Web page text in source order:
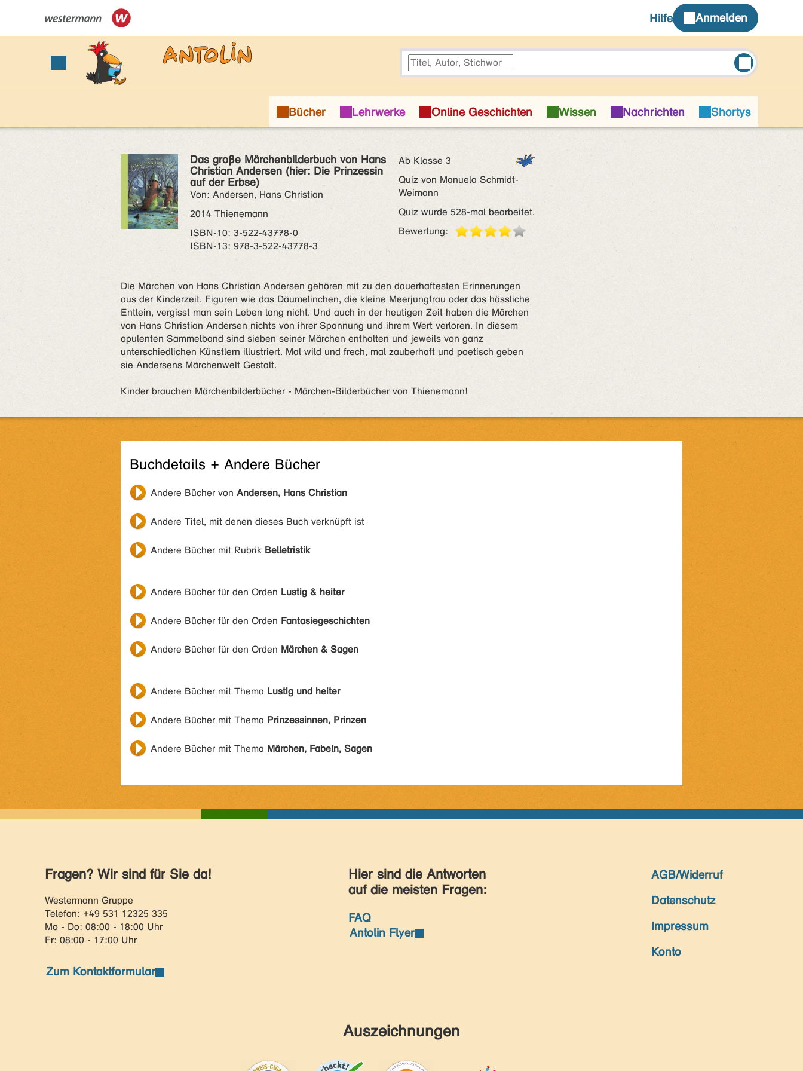
Das große Märchenbilderbuch von Hans
Christian Andersen (hier: Die Prinzessin
auf der Erbse)
Von: Andersen, Hans Christian
2014 Thienemann
ISBN‑10: 3-522-43778-0
ISBN‑13: 978-3-522-43778-3
Ab Klasse 3
Quiz von Manuela Schmidt-
Weimann
Quiz wurde 528-mal bearbeitet.
Bewertung:
Die Märchen von Hans Christian Andersen gehören mit zu den dauerhaftesten Erinnerungen
aus der Kinderzeit. Figuren wie das Däumelinchen, die kleine Meerjungfrau oder das hässliche
Entlein, vergisst man sein Leben lang nicht. Und auch in der heutigen Zeit haben die Märchen
von Hans Christian Andersen nichts von ihrer Spannung und ihrem Wert verloren. In diesem
opulenten Sammelband sind sieben seiner Märchen enthalten und jeweils von ganz
unterschiedlichen Künstlern illustriert. Mal wild und frech, mal zauberhaft und poetisch geben
sie Andersens Märchenwelt Gestalt.
Kinder brauchen Märchenbilderbücher - Märchen-Bilderbücher von Thienemann!
Buchdetails + Andere Bücher
Andere Bücher von Andersen, Hans Christian
Andere Titel, mit denen dieses Buch verknüpft ist
Andere Bücher mit Rubrik Belletristik
Andere Bücher für den Orden Lustig & heiter
Andere Bücher für den Orden Fantasiegeschichten
Andere Bücher für den Orden Märchen & Sagen
Andere Bücher mit Thema Lustig und heiter
Andere Bücher mit Thema Prinzessinnen, Prinzen
Andere Bücher mit Thema Märchen, Fabeln, Sagen